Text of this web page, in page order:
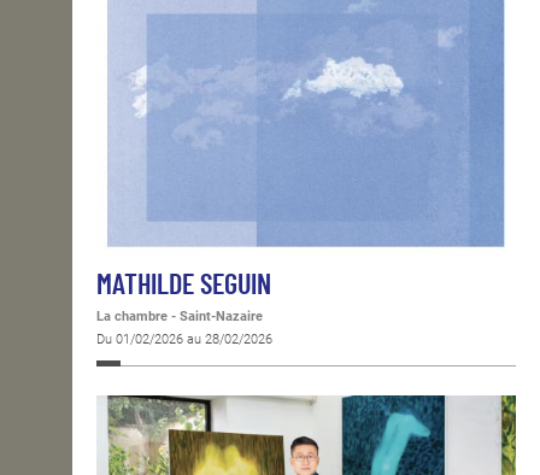
MATHILDE SEGUIN
La chambre - Saint-Nazaire
Du 01/02/2026 au 28/02/2026